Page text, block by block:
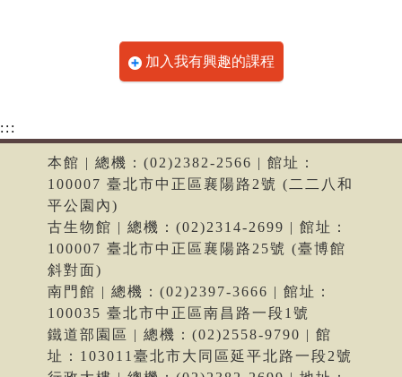
加入我有興趣的課程
:::
本館 | 總機：(02)2382-2566 | 館址：
100007 臺北市中正區襄陽路2號 (二二八和
平公園內)
古生物館 | 總機：(02)2314-2699 | 館址：
100007 臺北市中正區襄陽路25號 (臺博館
斜對面)
南門館 | 總機：(02)2397-3666 | 館址：
100035 臺北市中正區南昌路一段1號
鐵道部園區 | 總機：(02)2558-9790 | 館
址：103011臺北市大同區延平北路一段2號